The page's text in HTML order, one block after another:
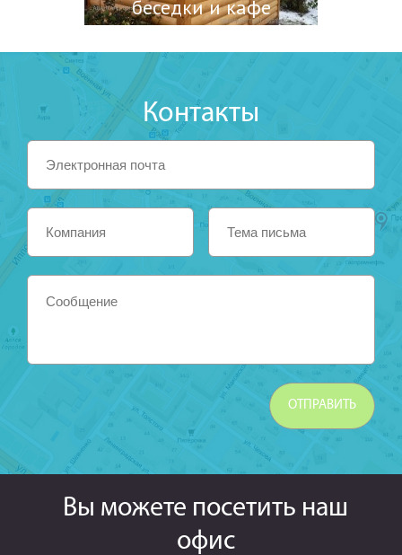
беседки и кафе
Контакты
Вы можете посетить наш
офис